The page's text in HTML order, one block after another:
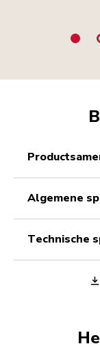
algemene
technische